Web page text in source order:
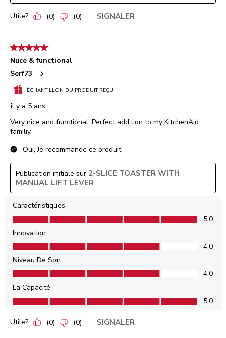
Utile? (0) (0) SIGNALER
5 étoile(s) sur 5.
Nuce & functional
Serf73
ÉCHANTILLON DU PRODUIT REÇU
il y a 5 ans
Very nice and functional. Perfect addition to my KitchenAid
familiy.
Oui, Je recommande ce produit.
Publication initiale sur 2-SLICE TOASTER WITH
MANUAL LIFT LEVER
Caractéristiques
Caractéristiques, 5.0 sur 5
5.0
Innovation
Innovation, 4.0 sur 5
4.0
Niveau De Son
Niveau De Son, 4.0 sur 5
4.0
La Capacité
La Capacité, 5.0 sur 5
5.0
Utile? (0) (0) SIGNALER